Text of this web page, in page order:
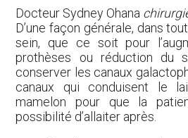
Docteur Sydney Ohana
D’une façon générale, dans
sein, que ce soit pour
prothèses ou réduction du
conserver les canaux
canaux qui conduisent le
mamelon pour que la
possibilité d’allaiter après.